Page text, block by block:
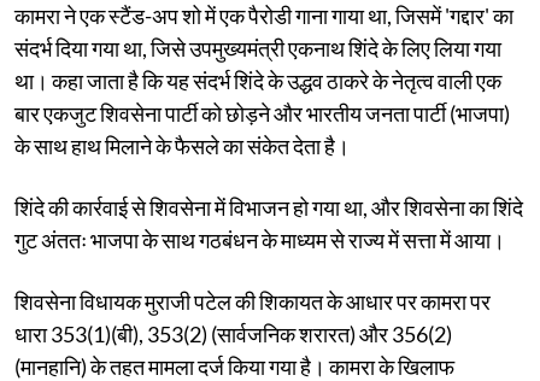
कामरा ने एक स्टैंड-अप शो में एक पैरोडी गाना गाया था, जिसमें 'गद्दार' का
संदर्भ दिया गया था, जिसे उपमुख्यमंत्री एकनाथ शिंदे के लिए लिया गया
था। कहा जाता है कि यह संदर्भ शिंदे के उद्धव ठाकरे के नेतृत्व वाली एक
बार एकजुट शिवसेना पार्टी को छोड़ने और भारतीय जनता पार्टी (भाजपा)
के साथ हाथ मिलाने के फैसले का संकेत देता है।
शिंदे की कार्रवाई से शिवसेना में विभाजन हो गया था, और शिवसेना का शिंदे
गुट अंततः भाजपा के साथ गठबंधन के माध्यम से राज्य में सत्ता में आया।
शिवसेना विधायक मुराजी पटेल की शिकायत के आधार पर कामरा पर
धारा 353(1)(बी), 353(2) (सार्वजनिक शरारत) और 356(2)
(मानहानि) के तहत मामला दर्ज किया गया है। कामरा के खिलाफ